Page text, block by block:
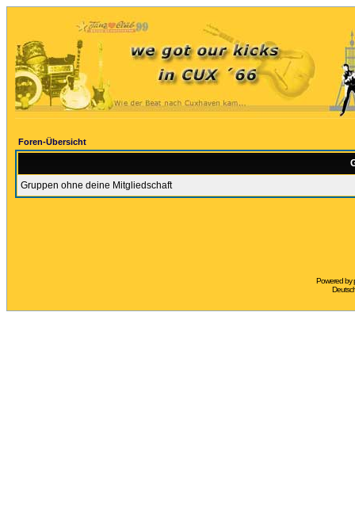
Foren-Übersicht
Gruppen ohne deine Mitgliedschaft
Powered by